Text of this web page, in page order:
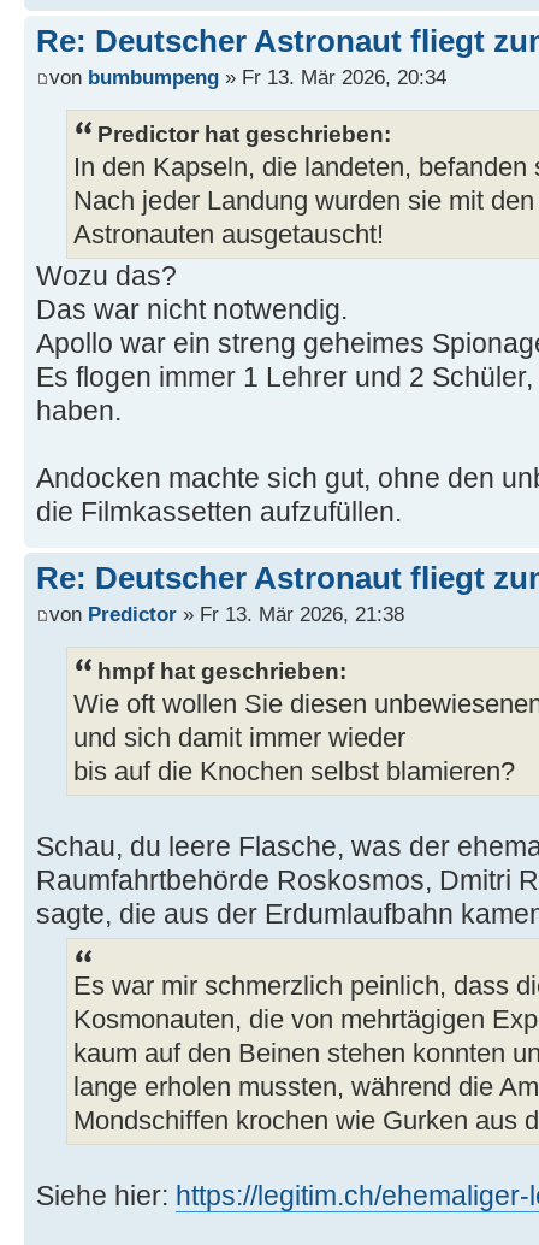
Re: Deutscher Astronaut fliegt
von bumbumpeng » Fr 13. Mär 2026, 20:34
Predictor hat geschrieben:
In den Kapseln, die landeten,
Nach jeder Landung wurden sie mit
Astronauten ausgetauscht!
Wozu das?
Das war nicht notwendig.
Apollo war ein streng geheimes
Es flogen immer 1 Lehrer und 2
haben.
Andocken machte sich gut, ohne den
die Filmkassetten aufzufüllen.
Re: Deutscher Astronaut fliegt
von Predictor » Fr 13. Mär 2026, 21:38
hmpf hat geschrieben:
Wie oft wollen Sie diesen
und sich damit immer wieder
bis auf die Knochen selbst blamieren?
Schau, du leere Flasche, was der
Raumfahrtbehörde Roskosmos, Dmitri
sagte, die aus der Erdumlaufbahn
Es war mir schmerzlich peinlich, dass
Kosmonauten, die von mehrtägigen
kaum auf den Beinen stehen konnten
lange erholen mussten, während die
Mondschiffen krochen wie Gurken aus
Siehe hier: https://legitim.ch/